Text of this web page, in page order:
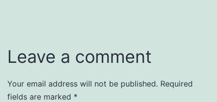
Leave a comment
Your email address will not be published. Required
fields are marked *